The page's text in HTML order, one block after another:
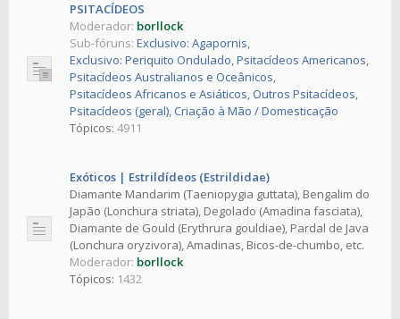
PSITACÍDEOS
Moderador: borllock
Sub-fóruns: Exclusivo: Agapornis,
Exclusivo: Periquito Ondulado,Psitacídeos Americanos,
Psitacídeos Australianos e Oceânicos,
Psitacídeos Africanos e Asiáticos, Outros Psitacídeos,
Psitacídeos (geral),Criação à Mão / Domesticação
Tópicos: 4911
Exóticos | Estrildídeos (Estrildidae)
Diamante Mandarim (Taeniopygia guttata), Bengalim do
Japão (Lonchura striata), Degolado (Amadina fasciata),
Diamante de Gould (Erythrura gouldiae), Pardal de Java
(Lonchura oryzivora), Amadinas, Bicos-de-chumbo, etc.
Moderador: borllock
Tópicos: 1432